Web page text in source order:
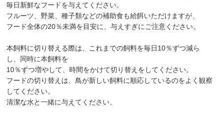
毎日新鮮なフードを与えてください。
フルーツ、野菜、種子類などの補助食も給餌いただけますが、
フード全体の20％未満を目安に、与えすぎにご注意ください。
本飼料に切り替える際は、これまでの飼料を毎日10％ずつ減ら
し、同時に本飼料を
10％ずつ増やして、時間をかけて切り替えをしてください。
フードの切り替えは、鳥が新しい飼料に順応しているのをよく観察
してください。
清潔な水と一緒に与えてください。